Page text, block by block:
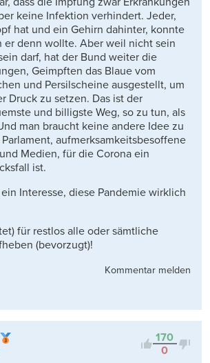
keine Infektion verhindert. Jeder,
hat und ein Gehirn dahinter, konnte
er denn wollte. Aber weil nicht sein
darf, hat der Bund weiter die
Geimpften das Blaue vom
und Persilscheine ausgestellt, um
Druck zu setzen. Das ist der
und billigste Weg, so zu tun, als
man braucht keine andere Idee zu
aufmerksamkeitsbesoffene
Medien, für die Corona ein
ist.
Interesse, diese Pandemie wirklich
für restlos alle oder sämtliche
(bevorzugt)!
Kommentar melden
170
0